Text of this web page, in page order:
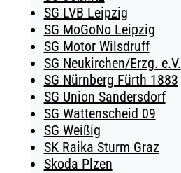
SG LVB Leipzig
SG MoGoNo Leipzig
SG Motor Wilsdruff
SG Neukirchen/Erzg. e.V.
SG Nürnberg Fürth 1883
SG Union Sandersdorf
SG Wattenscheid 09
SG Weißig
SK Raika Sturm Graz
Skoda Plzen